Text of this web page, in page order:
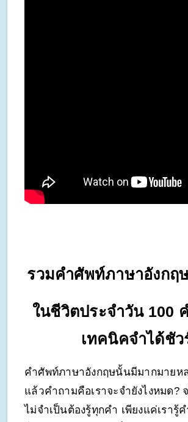
รวมคำศัพท์ภาษาอังกฤ
ในชีวิตประจำวัน 100
เทคนิคจำได้ชัว
คำศัพท์ภาษาอังกฤษนั้นมีมากมายห
แล้วคำถามคือเราจะจำยังไงหมด?
ไม่จำเป็นต้องรู้ทุกคำ เพียงแค่เรารู้